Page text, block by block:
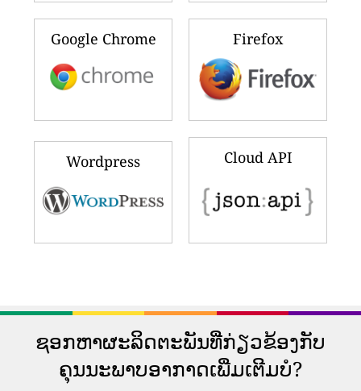
Google Chrome Firefox
Wordpress Cloud API
ຊອກຫາຜະລິດຕະພັນທີ່ກ່ຽວຂ້ອງກັບ
ຄຸນນະພາບອາກາດເພີ່ມເຕີມບໍ?